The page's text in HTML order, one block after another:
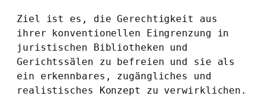
Ziel ist es, die Gerechtigkeit aus
ihrer konventionellen Eingrenzung in
juristischen Bibliotheken und
Gerichtssälen zu befreien und sie als
ein erkennbares, zugängliches und
realistisches Konzept zu verwirklichen.